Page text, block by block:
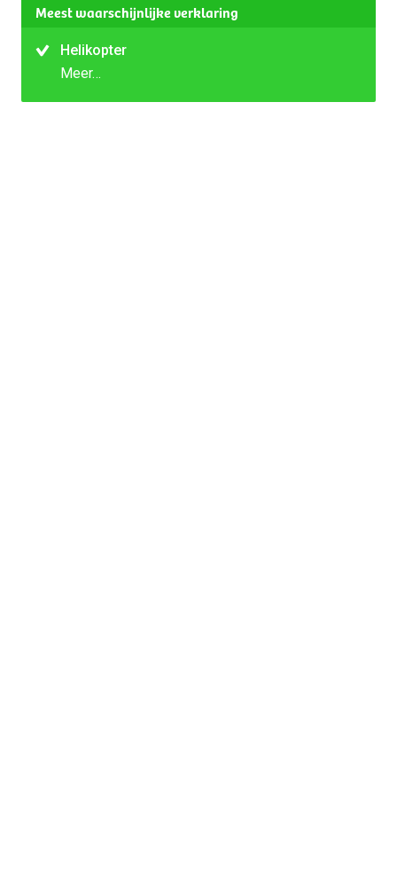
Meest waarschijnlijke verklaring
Helikopter
Meer…